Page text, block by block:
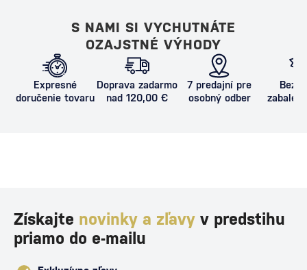
S NAMI SI VYCHUTNÁTE
OZAJSTNÉ VÝHODY
Expresné
doručenie tovaru
Doprava zadarmo
nad 120,00 €
7 predajní pre
osobný odber
Získajte novinky a zľavy v predstihu
priamo do e-mailu